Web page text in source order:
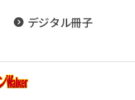
デジタル冊子